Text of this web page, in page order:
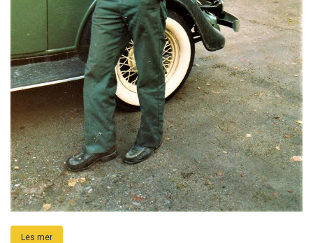
Les mer